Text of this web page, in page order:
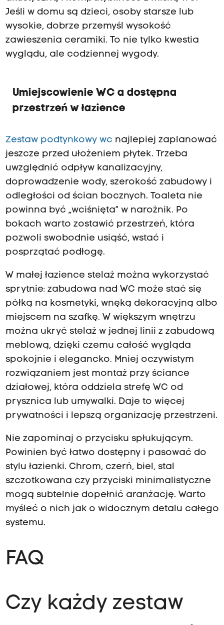
Jeśli w domu są dzieci, osoby starsze lub
wysokie, dobrze przemyśl wysokość
zawieszenia ceramiki. To nie tylko kwestia
wyglądu, ale codziennej wygody.
Umiejscowienie WC a dostępna
przestrzeń w łazience
Zestaw podtynkowy wc najlepiej zaplanować
jeszcze przed ułożeniem płytek. Trzeba
uwzględnić odpływ kanalizacyjny,
doprowadzenie wody, szerokość zabudowy i
odległości od ścian bocznych. Toaleta nie
powinna być „wciśnięta” w narożnik. Po
bokach warto zostawić przestrzeń, która
pozwoli swobodnie usiąść, wstać i
posprzątać podłogę.
W małej łazience stelaż można wykorzystać
sprytnie: zabudowa nad WC może stać się
półką na kosmetyki, wnęką dekoracyjną albo
miejscem na szafkę. W większym wnętrzu
można ukryć stelaż w jednej linii z zabudową
meblową, dzięki czemu całość wygląda
spokojnie i elegancko. Mniej oczywistym
rozwiązaniem jest montaż przy ściance
działowej, która oddziela strefę WC od
prysznica lub umywalki. Daje to więcej
prywatności i lepszą organizację przestrzeni.
Nie zapominaj o przycisku spłukującym.
Powinien być łatwo dostępny i pasować do
stylu łazienki. Chrom, czerń, biel, stal
szczotkowana czy przyciski minimalistyczne
mogą subtelnie dopełnić aranżację. Warto
myśleć o nich jak o widocznym detalu całego
systemu.
FAQ
Czy każdy zestaw